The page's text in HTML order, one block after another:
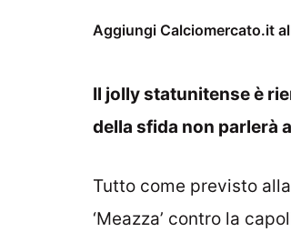
Aggiungi Calciomercato.it
Il jolly statunitense è
della sfida non parlerà
Tutto come previsto
‘Meazza’ contro la